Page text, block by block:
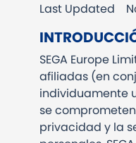
Last Updated
SEGA Europe
afiliadas (en
individuamente
se
privacidad y la